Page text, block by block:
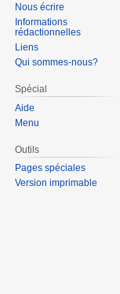
Nous écrire
Informations
rédactionnelles
Liens
Qui sommes-nous?
Spécial
Aide
Menu
Outils
Pages spéciales
Version imprimable